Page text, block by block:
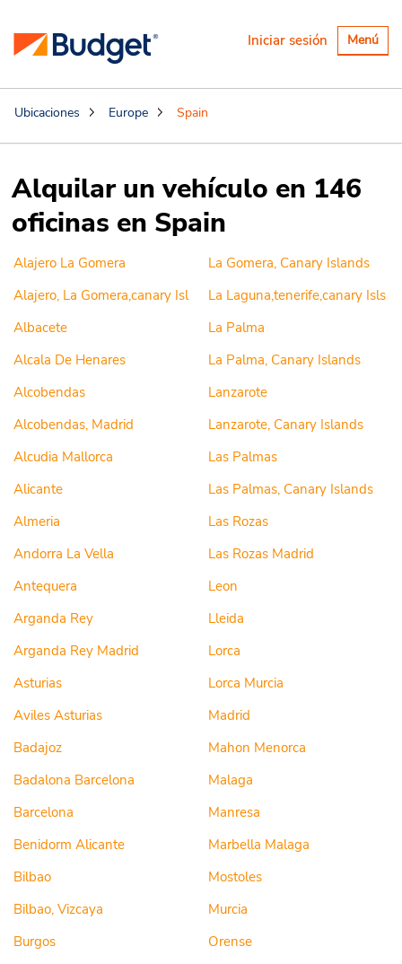
Alternar
Menú
Iniciar sesión
Ubicaciones Europe Spain
Alquilar un vehículo en 146
oficinas en Spain
Alajero La Gomera
Alajero, La Gomera,canary Isl
Albacete
Alcala De Henares
Alcobendas
Alcobendas, Madrid
Alcudia Mallorca
Alicante
Almeria
Andorra La Vella
Antequera
Arganda Rey
Arganda Rey Madrid
Asturias
Aviles Asturias
Badajoz
Badalona Barcelona
Barcelona
Benidorm Alicante
Bilbao
Bilbao, Vizcaya
Burgos
La Gomera, Canary Islands
La Laguna,tenerife,canary Isls
La Palma
La Palma, Canary Islands
Lanzarote
Lanzarote, Canary Islands
Las Palmas
Las Palmas, Canary Islands
Las Rozas
Las Rozas Madrid
Leon
Lleida
Lorca
Lorca Murcia
Madrid
Mahon Menorca
Malaga
Manresa
Marbella Malaga
Mostoles
Murcia
Orense